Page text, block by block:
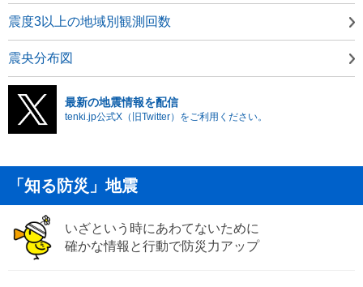
震度3以上の地域別観測回数
震央分布図
最新の地震情報を配信
tenki.jp公式X（旧Twitter）をご利用ください。
「知る防災」地震
いざという時にあわてないために
確かな情報と行動で防災力アップ